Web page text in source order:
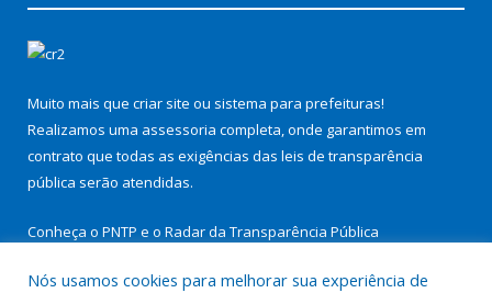
Muito mais que criar site ou sistema para prefeituras!
Realizamos uma assessoria completa, onde garantimos em
contrato que todas as exigências das leis de transparência
pública serão atendidas.
Conheça o PNTP e o Radar da Transparência Pública
Nós usamos cookies para melhorar sua experiência de